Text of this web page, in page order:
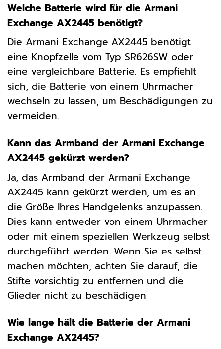
Welche Batterie wird für die Armani
Exchange AX2445 benötigt?
Die Armani Exchange AX2445 benötigt
eine Knopfzelle vom Typ SR626SW oder
eine vergleichbare Batterie. Es empfiehlt
sich, die Batterie von einem Uhrmacher
wechseln zu lassen, um Beschädigungen zu
vermeiden.
Kann das Armband der Armani Exchange
AX2445 gekürzt werden?
Ja, das Armband der Armani Exchange
AX2445 kann gekürzt werden, um es an
die Größe Ihres Handgelenks anzupassen.
Dies kann entweder von einem Uhrmacher
oder mit einem speziellen Werkzeug selbst
durchgeführt werden. Wenn Sie es selbst
machen möchten, achten Sie darauf, die
Stifte vorsichtig zu entfernen und die
Glieder nicht zu beschädigen.
Wie lange hält die Batterie der Armani
Exchange AX2445?